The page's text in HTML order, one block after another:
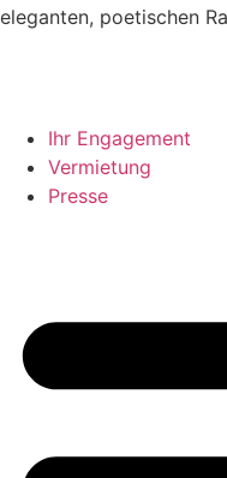
eleganten, poetischen
Ihr Engagement
Vermietung
Presse